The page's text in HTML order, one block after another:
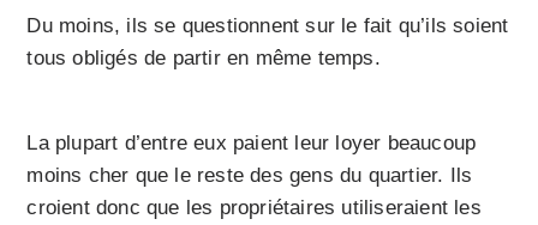
Du moins, ils se questionnent sur le fait qu’ils soient
tous obligés de partir en même temps.
La plupart d’entre eux paient leur loyer beaucoup
moins cher que le reste des gens du quartier. Ils
croient donc que les propriétaires utiliseraient les